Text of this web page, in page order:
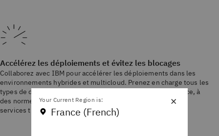
Accélérez les déploiements et évitez les blocages
Collaborez avec IBM pour accélérer les déploiements dans les
environnements hybrides et multicloud. Prenez en charge tous les
types de données et de cas d’utilisation grâce à l’open source, à
des normes ouvertes et à l’interopérabilité avec IBM et des
services tiers.
×
Your Current Region is:
France (French)